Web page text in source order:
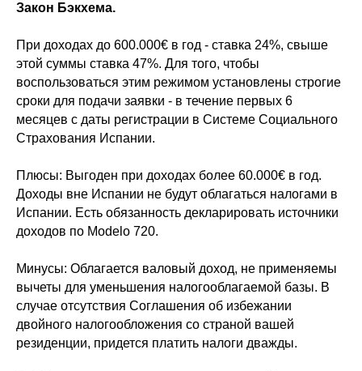
Закон Бэкхема.
При доходах до 600.000€ в год - ставка 24%, свыше
этой суммы ставка 47%. Для того, чтобы
воспользоваться этим режимом установлены строгие
сроки для подачи заявки - в течение первых 6
месяцев с даты регистрации в Системе Социального
Страхования Испании.
Плюсы: Выгоден при доходах более 60.000€ в год.
Доходы вне Испании не будут облагаться налогами в
Испании. Есть обязанность декларировать источники
доходов по Modelo 720.
Минусы: Облагается валовый доход, не применяемы
вычеты для уменьшения налогооблагаемой базы. В
случае отсутствия Соглашения об избежании
двойного налогообложения со страной вашей
резиденции, придется платить налоги дважды.